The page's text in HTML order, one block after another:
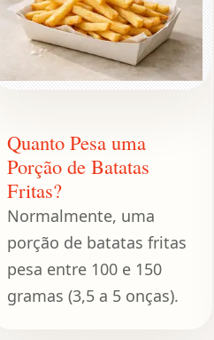
Quanto Pesa uma
Porção de Batatas
Fritas?
Normalmente, uma
porção de batatas fritas
pesa entre 100 e 150
gramas (3,5 a 5 onças).